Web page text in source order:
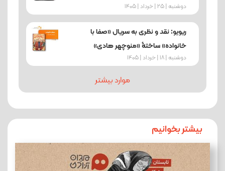
دوشنبه | 25 | خرداد | 1405
ریویو: نقد و نظری به سریال «صفا با
خانواده» ساختۀ «منوچهر هادی»
دوشنبه | 18 | خرداد | 1405
موارد بیشتر
بیشتر بخوانیم